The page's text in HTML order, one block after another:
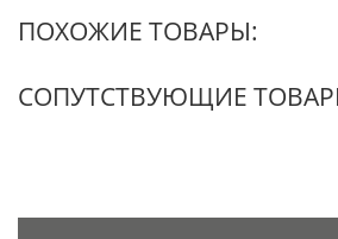
ПОХОЖИЕ ТОВАРЫ:
СОПУТСТВУЮЩИЕ